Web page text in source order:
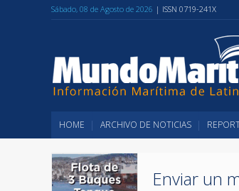
Sábado, 08 de Agosto de 2026 | ISSN 0719-241X
HOME ARCHIVO DE NOTICIAS
Enviar un